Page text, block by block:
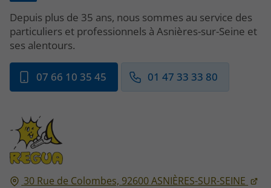
30 Rue de Colombes, 92600ASNIÈRES-SUR-SEINE
Depuis plus de 35 ans, nous sommes au service des
particuliers et professionnels à Asnières-sur-Seine et
ses alentours.
07 66 10 35 45 01 47 33 33 80